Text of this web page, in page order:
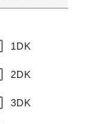
1DK
2DK
3DK